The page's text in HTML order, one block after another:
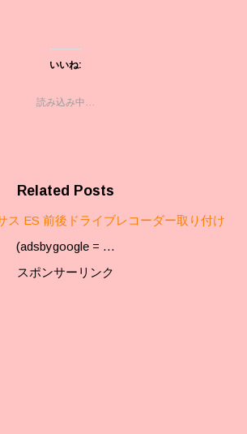
いいね:
読み込み中…
Related Posts
ス ES 前後ドライブレコーダー取り付け
(adsbygoogle = …
スポンサーリンク